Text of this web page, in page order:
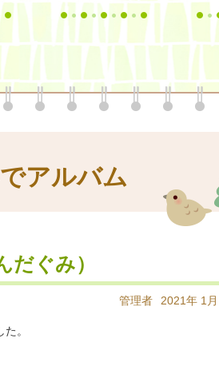
アルバム
だぐみ）
2021年 1月
管理者
。